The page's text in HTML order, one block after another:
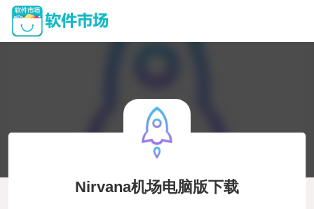
Nirvana机场电脑版下载